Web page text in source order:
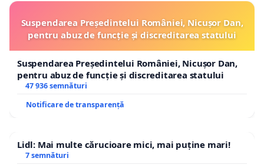
Suspendarea Președintelui României, Nicușor Dan,
pentru abuz de funcție și discreditarea statului
Suspendarea Președintelui României, Nicușor Dan,
pentru abuz de funcție și discreditarea statului
47 936 semnături
Notificare de transparență
Lidl: Mai multe cărucioare mici, mai puține mari!
7 semnături